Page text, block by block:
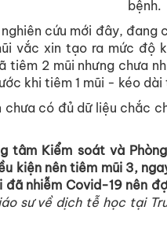
bệnh.
cứu mới đây, đang
vắc xin tạo ra mức độ
tiêm 2 mũi nhưng chưa
khi tiêm 1 mũi - kéo dài
chưa có đủ dữ liệu chắc
tâm Kiểm soát và
kiện nên tiêm mũi 3,
đã nhiễm Covid-19 nên
sư về dịch tễ học tại